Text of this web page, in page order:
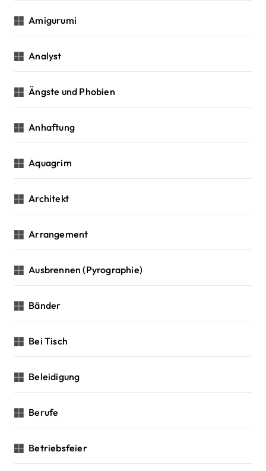
Amigurumi
Analyst
Ängste und Phobien
Anhaftung
Aquagrim
Architekt
Arrangement
Ausbrennen (Pyrographie)
Bänder
Bei Tisch
Beleidigung
Berufe
Betriebsfeier